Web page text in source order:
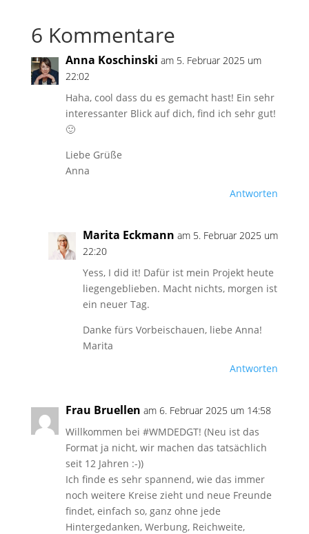
6 Kommentare
Anna Koschinski am 5. Februar 2025 um
22:02
Haha, cool dass du es gemacht hast! Ein sehr
interessanter Blick auf dich, find ich sehr gut!
🙂
Liebe Grüße
Anna
Antworten
Marita Eckmann am 5. Februar 2025 um
22:20
Yess, I did it! Dafür ist mein Projekt heute
liegengeblieben. Macht nichts, morgen ist
ein neuer Tag.
Danke fürs Vorbeischauen, liebe Anna!
Marita
Antworten
Frau Bruellen am 6. Februar 2025 um 14:58
Willkommen bei #WMDEDGT! (Neu ist das
Format ja nicht, wir machen das tatsächlich
seit 12 Jahren :-))
Ich finde es sehr spannend, wie das immer
noch weitere Kreise zieht und neue Freunde
findet, einfach so, ganz ohne jede
Hintergedanken, Werbung, Reichweite,